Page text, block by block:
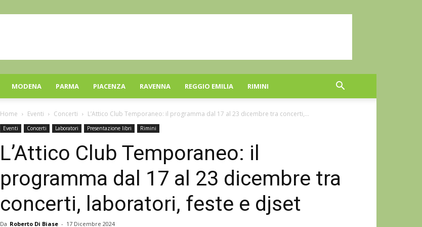
MODENA PARMA PIACENZA RAVENNA REGGIO EMILIA RIMINI
Home Eventi Concerti L’Attico Club Temporaneo: il programma dal 17 al 23 dicembre tra concerti,...
Eventi Concerti Laboratori Presentazione libri Rimini
L’Attico Club Temporaneo: il
programma dal 17 al 23 dicembre tra
concerti, laboratori, feste e djset
Da Roberto Di Biase - 17 Dicembre 2024